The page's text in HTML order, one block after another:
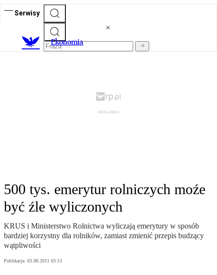
Serwisy
Ekonomia
500 tys. emerytur rolniczych moźe
być źle wyliczonych
KRUS i Ministerstwo Rolnictwa wyliczają emerytury w sposób
bardziej korzystny dla rolników, zamiast zmienić przepis budzący
wątpliwości
Publikacja: 03.08.2011 03:13